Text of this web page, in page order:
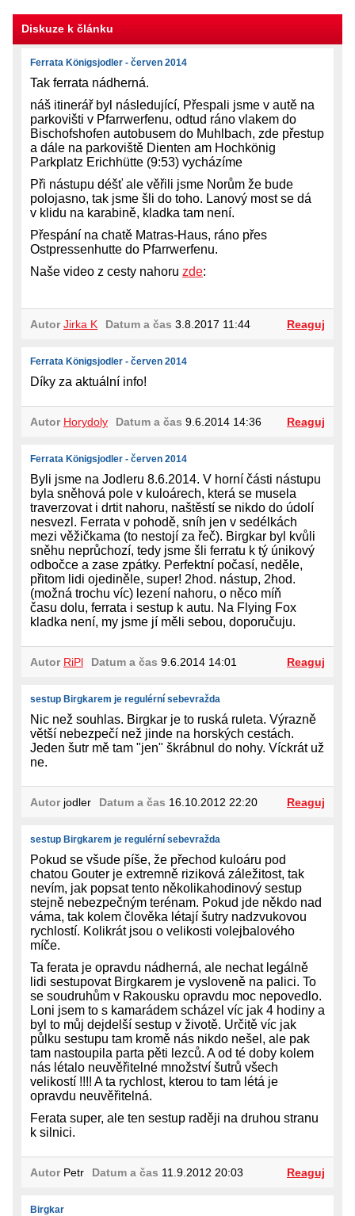
Diskuze k článku
Ferrata Königsjodler - červen 2014
Tak ferrata nádherná.
náš itinerář byl následující, Přespali jsme v autě na
parkovišti v Pfarrwerfenu, odtud ráno vlakem do
Bischofshofen autobusem do Muhlbach, zde přestup
a dále na parkoviště Dienten am Hochkönig
Parkplatz Erichhütte (9:53) vycházíme
Při nástupu déšť ale věřili jsme Norům že bude
polojasno, tak jsme šli do toho. Lanový most se dá
v klidu na karabině, kladka tam není.
Přespání na chatě Matras-Haus, ráno přes
Ostpressenhutte do Pfarrwerfenu.
Naše video z cesty nahoru zde:
Autor Jirka K Datum a čas 3.8.2017 11:44 Reaguj
Ferrata Königsjodler - červen 2014
Díky za aktuální info!
Autor Horydoly Datum a čas 9.6.2014 14:36 Reaguj
Ferrata Königsjodler - červen 2014
Byli jsme na Jodleru 8.6.2014. V horní části nástupu
byla sněhová pole v kuloárech, která se musela
traverzovat i drtit nahoru, naštěstí se nikdo do údolí
nesvezl. Ferrata v pohodě, sníh jen v sedélkách
mezi věžičkama (to nestojí za řeč). Birgkar byl kvůli
sněhu neprůchozí, tedy jsme šli ferratu k tý únikový
odbočce a zase zpátky. Perfektní počasí, neděle,
přitom lidi ojediněle, super! 2hod. nástup, 2hod.
(možná trochu víc) lezení nahoru, o něco míň
času dolu, ferrata i sestup k autu. Na Flying Fox
kladka není, my jsme jí měli sebou, doporučuju.
Autor RiPl Datum a čas 9.6.2014 14:01 Reaguj
sestup Birgkarem je regulérní sebevražda
Nic než souhlas. Birgkar je to ruská ruleta. Výrazně
větší nebezpečí než jinde na horských cestách.
Jeden šutr mě tam "jen" škrábnul do nohy. Víckrát už
ne.
Autorjodler Datum a čas 16.10.2012 22:20 Reaguj
sestup Birgkarem je regulérní sebevražda
Pokud se všude píše, že přechod kuloáru pod
chatou Gouter je extremně riziková záležitost, tak
nevím, jak popsat tento několikahodinový sestup
stejně nebezpečným terénam. Pokud jde někdo nad
váma, tak kolem člověka létají šutry nadzvukovou
rychlostí. Kolikrát jsou o velikosti volejbalového
míče.
Ta ferata je opravdu nádherná, ale nechat legálně
lidi sestupovat Birgkarem je vysloveně na palici. To
se soudruhům v Rakousku opravdu moc nepovedlo.
Loni jsem to s kamarádem scházel víc jak 4 hodiny a
byl to můj dejdelší sestup v životě. Určitě víc jak
půlku sestupu tam kromě nás nikdo nešel, ale pak
tam nastoupila parta pěti lezců. A od té doby kolem
nás létalo neuvěřitelné množství šutrů všech
velikostí !!!! A ta rychlost, kterou to tam létá je
opravdu neuvěřitelná.
Ferata super, ale ten sestup raději na druhou stranu
k silnici.
AutorPetr Datum a čas 11.9.2012 20:03 Reaguj
Birgkar